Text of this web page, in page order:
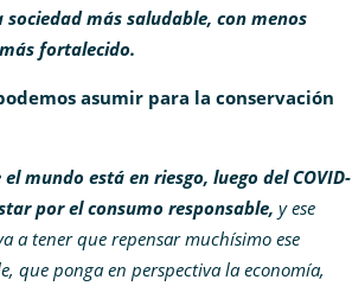
más saludable, con menos
fortalecido.
asumir para la conservación
mundo está en riesgo, luego del COVID-
por el consumo responsable, y ese
a tener que repensar muchísimo ese
que ponga en perspectiva la economía,